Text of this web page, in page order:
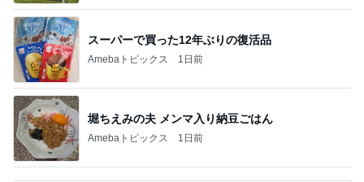
スーパーで買った12年ぶりの復活品
Amebaトピックス 1日前
堀ちえみの夫 メンマ入り納豆ごはん
Amebaトピックス 1日前